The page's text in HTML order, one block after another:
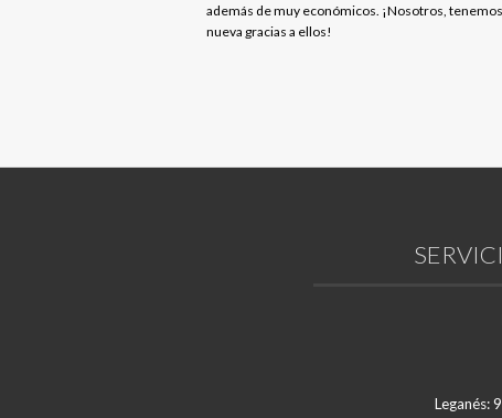
además de muy económicos. ¡Nosotros,
nueva gracias a ellos!
Leganés: